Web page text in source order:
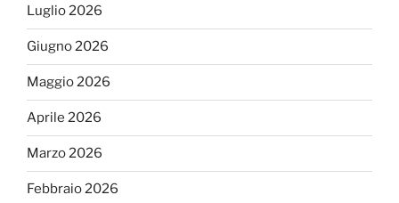
Luglio 2026
Giugno 2026
Maggio 2026
Aprile 2026
Marzo 2026
Febbraio 2026